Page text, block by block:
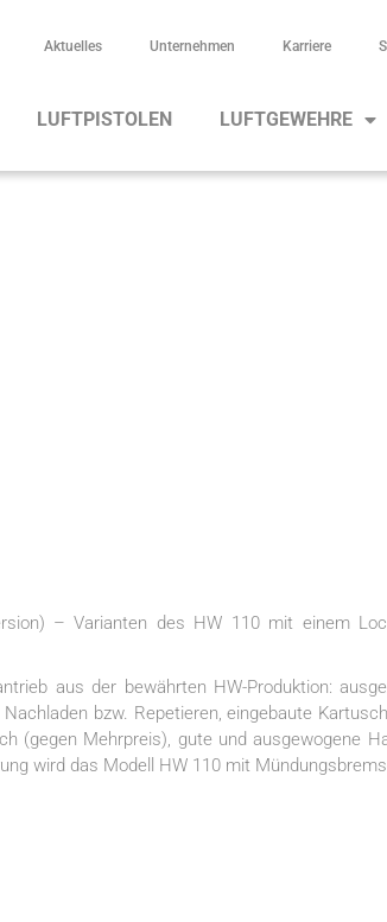
Aktuelles Unternehmen Karriere
LUFTPISTOLEN LUFTGEWEHRE
– Varianten des HW 110 mit einem
aus der bewährten HW-Produktion:
bzw. Repetieren, eingebaute
(gegen Mehrpreis), gute und ausgewogene
wird das Modell HW 110 mit